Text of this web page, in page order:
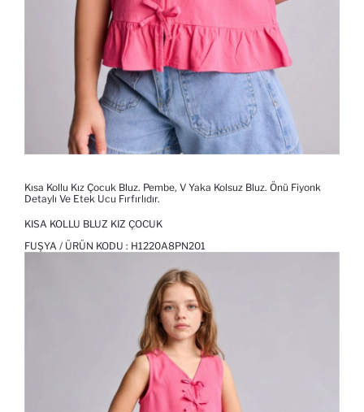
Kısa Kollu Kız Çocuk Bluz. Pembe, V Yaka Kolsuz Bluz. Önü Fiyonk
Detaylı Ve Etek Ucu Fırfırlıdır.
KISA KOLLU BLUZ KIZ ÇOCUK
FUŞYA / ÜRÜN KODU : H1220A8PN201